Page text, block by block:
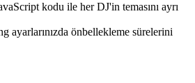
kodu ile her DJ'in temasını ayrı
ayarlarınızda önbellekleme sürelerini